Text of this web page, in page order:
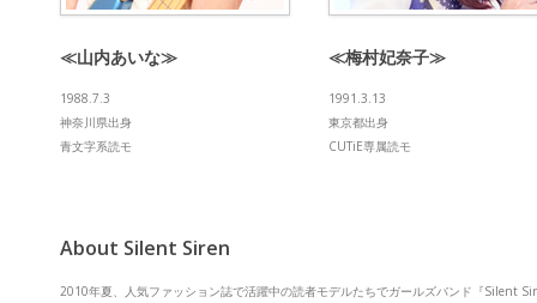
≪山内あいな≫
1988.7.3
神奈川県出身
青文字系読モ
≪梅村妃奈子≫
1991.3.13
東京都出身
CUTiE専属読モ
About Silent Siren
2010年夏、人気ファッション誌で活躍中の読者モデルたちでガールズバンド『Silent